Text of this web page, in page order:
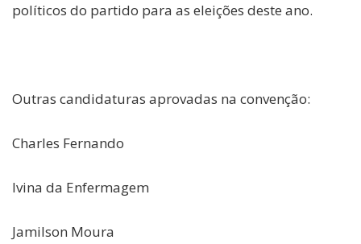
políticos do partido para as eleições deste ano.
Outras candidaturas aprovadas na convenção:
Charles Fernando
Ivina da Enfermagem
Jamilson Moura